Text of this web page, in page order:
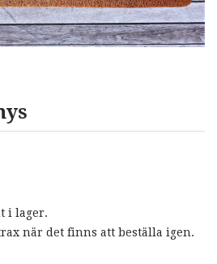
i lager.
när det finns att beställa igen.